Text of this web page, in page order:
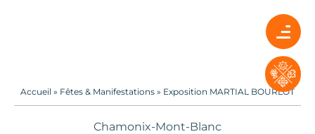
Accueil » Fêtes & Manifestations » Exposition MARTIAL BOURLOT
Chamonix-Mont-Blanc